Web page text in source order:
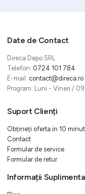
Date de Contact
Direca Depo SRL
Telefon: 0724 101 784
E-mail: contact@direca.ro
Program: Luni - Vineri /
Suport Clienți
Obțineți oferta in 10
Contact
Formular de service
Formular de retur
Informații